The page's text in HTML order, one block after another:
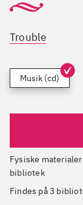
Trouble
Musik (cd)
Fysiske materialer leveres til dit lokale
bibliotek
Findes på 3